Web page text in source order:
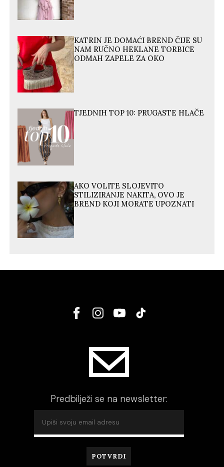
KATRIN JE DOMAĆI BREND ČIJE SU
NAM RUČNO HEKLANE TORBICE
ODMAH ZAPELE ZA OKO
TJEDNIH TOP 10: PRUGASTE HLAČE
AKO VOLITE SLOJEVITO
STILIZIRANJE NAKITA, OVO JE
BREND KOJI MORATE UPOZNATI
Predbilježi se na newsletter: